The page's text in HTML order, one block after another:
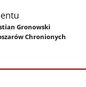
Gronowski
Chronionych